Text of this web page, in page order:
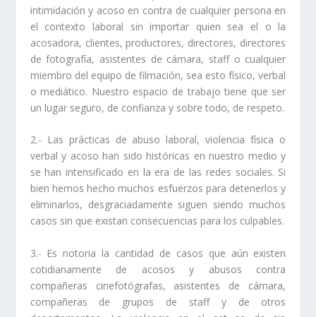
intimidación y acoso en contra de cualquier persona en
el contexto laboral sin importar quien sea el o la
acosadora, clientes, productores, directores, directores
de fotografía, asistentes de cámara, staff o cualquier
miembro del equipo de filmación, sea esto físico, verbal
o mediático. Nuestro espacio de trabajo tiene que ser
un lugar seguro, de confianza y sobre todo, de respeto.
2.- Las prácticas de abuso laboral, violencia física o
verbal y acoso han sido históricas en nuestro medio y
se han intensificado en la era de las redes sociales. Si
bien hemos hecho muchos esfuerzos para detenerlos y
eliminarlos, desgraciadamente siguen siendo muchos
casos sin que existan consecuencias para los culpables.
3.- Es notoria la cantidad de casos que aún existen
cotidianamente de acosos y abusos contra
compañeras cinefotógrafas, asistentes de cámara,
compañeras de grupos de staff y de otros